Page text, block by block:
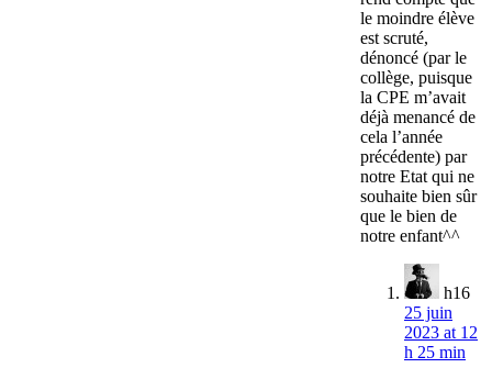
le moindre élève
est scruté,
dénoncé (par le
collège, puisque
la CPE m’avait
déjà menancé de
cela l’année
précédente) par
notre Etat qui ne
souhaite bien sûr
que le bien de
notre enfant^^
h16
25 juin
2023 at 12
h 25 min